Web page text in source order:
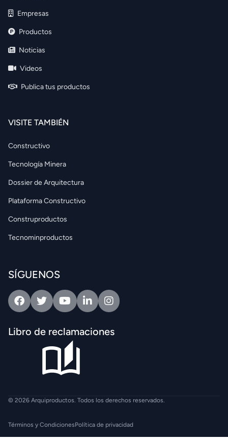
Empresas
Productos
Noticias
Videos
Publica tus productos
VISITE TAMBIÉN
Constructivo
Tecnología Minera
Dossier de Arquitectura
Plataforma Constructivo
Construproductos
Tecnominproductos
SÍGUENOS
FacebookTwitterYoutubeLinkedinIntagram
Libro de reclamaciones
© 2026 Arquiproductos. Todos los derechos reservados.
Términos y CondicionesPolítica de privacidad